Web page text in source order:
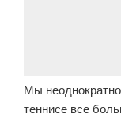
Мы
теннисе все